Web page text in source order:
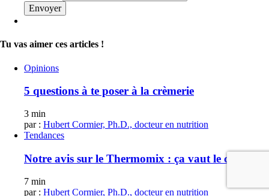
Envoyer
Tu vas aimer ces articles !
Opinions
5 questions à te poser à la crèmerie
3 min
par : Hubert Cormier, Ph.D., docteur en nutrition
Tendances
Notre avis sur le Thermomix : ça vaut le coup?
7 min
par : Hubert Cormier, Ph.D., docteur en nutrition